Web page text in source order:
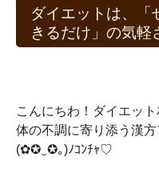
ダイエットは、
きるだけ」の気軽
こんにちわ！ダイエッ
体の不調に寄り添う漢
(✿✪‿✪｡)ﾉｺﾝﾁｬ♡